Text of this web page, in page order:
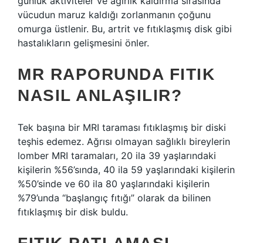
vücudun maruz kaldığı zorlanmanın çoğunu
omurga üstlenir. Bu, artrit ve fıtıklaşmış disk gibi
hastalıkların gelişmesini önler.
MR RAPORUNDA FITIK
NASIL ANLAŞILIR?
Tek başına bir MRI taraması fıtıklaşmış bir diski
teşhis edemez. Ağrısı olmayan sağlıklı bireylerin
lomber MRI taramaları, 20 ila 39 yaşlarındaki
kişilerin %56’sında, 40 ila 59 yaşlarındaki kişilerin
%50’sinde ve 60 ila 80 yaşlarındaki kişilerin
%79’unda “başlangıç ​​fıtığı” olarak da bilinen
fıtıklaşmış bir disk buldu.